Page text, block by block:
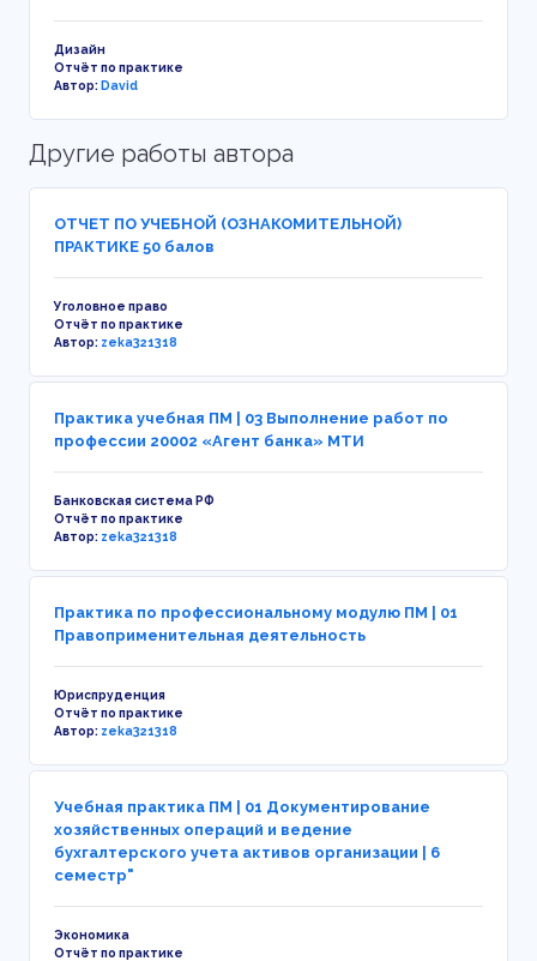
Дизайн
Отчёт по практике
Автор:David
Другие работы автора
ОТЧЕТ ПО УЧЕБНОЙ (ОЗНАКОМИТЕЛЬНОЙ)
ПРАКТИКЕ 50 балов
Уголовное право
Отчёт по практике
Автор: zeka321318
Практика учебная ПМ | 03 Выполнение работ по
профессии 20002 «Агент банка» МТИ
Банковская система РФ
Отчёт по практике
Автор: zeka321318
Практика по профессиональному модулю ПМ | 01
Правоприменительная деятельность
Юриспруденция
Отчёт по практике
Автор: zeka321318
Учебная практика ПМ | 01 Документирование
хозяйственных операций и ведение
бухгалтерского учета активов организации | 6
семестр"
Экономика
Отчёт по практике